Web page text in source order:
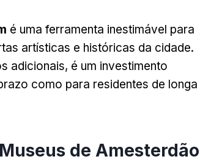
é uma ferramenta inestimável para
artísticas e históricas da cidade.
adicionais, é um investimento
como para residentes de longa
de Amesterdão